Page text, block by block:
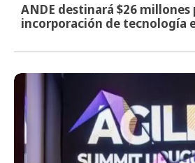
ANDE destinará $26 millones
incorporación de tecnología